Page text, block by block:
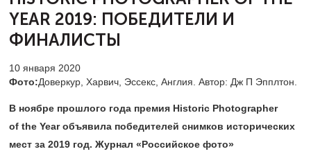
YEAR 2019: ПОБЕДИТЕЛИ И
ФИНАЛИСТЫ
10 января 2020
Фото:Доверкур, Харвич, Эссекс, Англия. Автор: Дж П Эпплтон.
В ноябре прошлого года премия Historic Photographer
of the Year объявила победителей снимков исторических
мест за 2019 год. Журнал «Российское фото»